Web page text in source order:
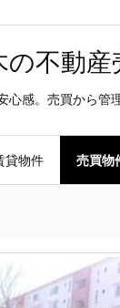
不動
感。売買から管
貸物件 売買物